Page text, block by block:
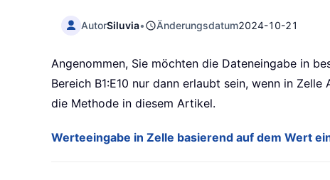
AutorSiluvia• Änderungsdatum2024-10-21
Angenommen, Sie möchten die Dateneingabe in
Bereich B1:E10 nur dann erlaubt sein, wenn in
die Methode in diesem Artikel.
Werteeingabe in Zelle basierend auf dem Wert